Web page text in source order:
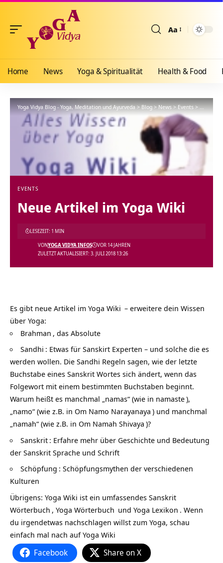
Aa
Home News Yoga & Spiritualität Health & Food
Yoga Vidya Blog - Yoga, Meditation und Ayurveda>Blog>News>Events>Neue
EVENTS
Neue Artikel im Yoga Wiki
ZULETZT AKTUALISIERT: 3. JULI 2018 13:26
VONYOGA VIDYA INFOS VOR 14 JAHREN
LESEZEIT: 1 MIN
Es gibt neue Artikel im Yoga Wiki – erweitere dein Wissen
über Yoga:
Brahman , das Absolute
Sandhi : Etwas für Sanskirt Experten – und solche die es
werden wollen. Die Sandhi Regeln sagen, wie der letzte
Buchstabe eines Sanskrit Wortes sich ändert, wenn das
Folgewort mit einem bestimmten Buchstaben beginnt.
Warum heißt es manchmal „namas“ (wie in namaste),
„namo“ (wie z.B. in Om Namo Narayanaya ) und manchmal
„namah“ (wie z.B. in Om Namah Shivaya )?
Sanskrit : Erfahre mehr über Geschichte und Bedeutung
der Sanskrit Sprache und Schrift
Schöpfung : Schöpfungsmythen der verschiedenen
Kulturen
Übrigens: Yoga Wiki ist ein umfassendes Sanskrit
Wörterbuch , Yoga Wörterbuch und Yoga Lexikon . Wenn
du irgendetwas nachschlagen willst zum Yoga, schau
einfach mal nach aufYoga Wiki
Facebook Share on X